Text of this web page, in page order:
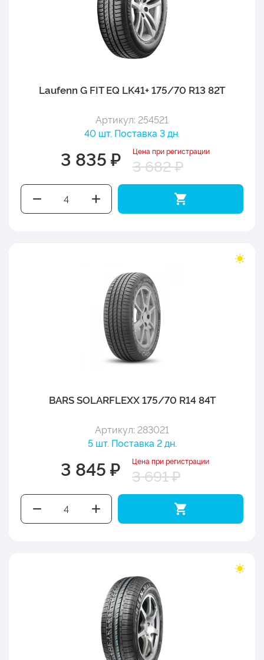
Laufenn G FIT EQ LK41+ 175/70 R13 82T
Артикул: 254521
40 шт. Поставка 3 дн.
3 835 ₽ Цена при регистрации
3 682 ₽
BARS SOLARFLEXX 175/70 R14 84T
Артикул: 283021
5 шт. Поставка 2 дн.
3 845 ₽ Цена при регистрации
3 691 ₽